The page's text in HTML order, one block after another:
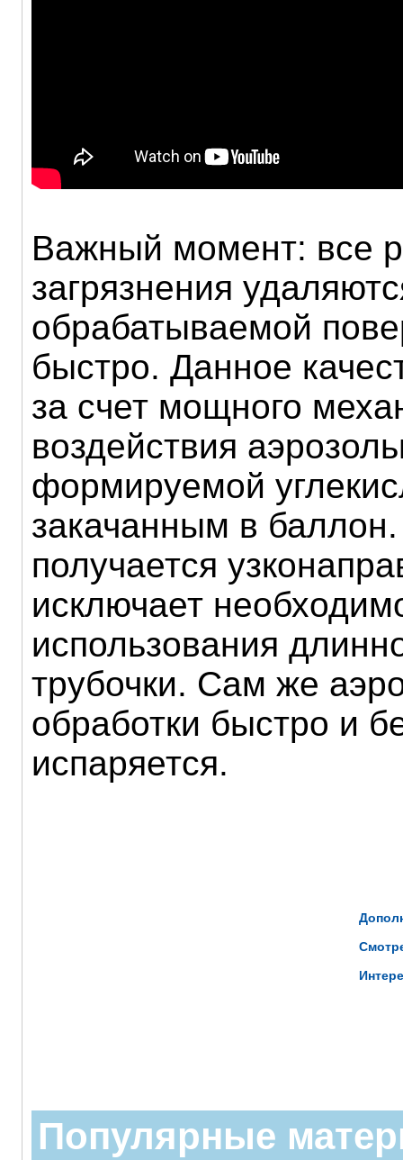
Важный момент: все
загрязнения
обрабатываемой
быстро. Данное
за счет мощного
воздействия
формируемой
закачанным в
получается
исключает
использования
трубочки. Сам же
обработки быстро и
испаряется.
Популярные